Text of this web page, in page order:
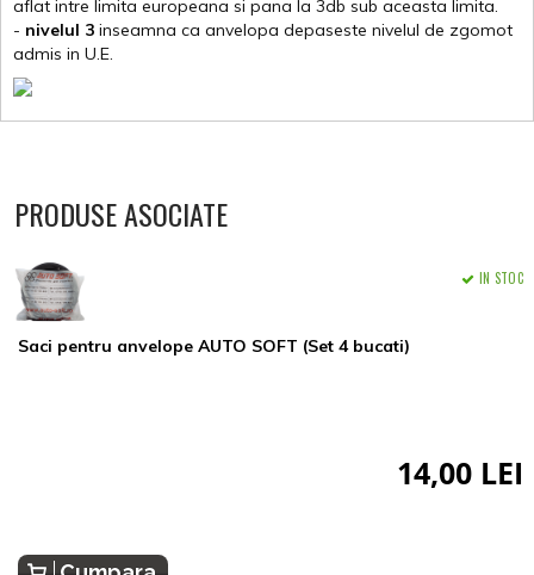
aflat intre limita europeana si pana la 3db sub aceasta limita.
- nivelul 3 inseamna ca anvelopa depaseste nivelul de zgomot
admis in U.E.
PRODUSE ASOCIATE
Saci pentru anvelope AUTO SOFT (Set 4 bucati)
IN STOC
14,00 LEI